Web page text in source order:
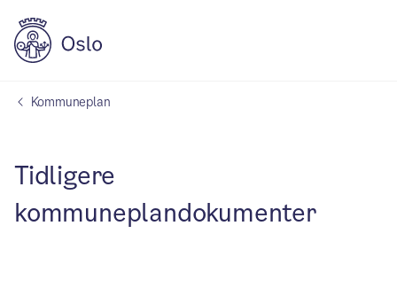
Kommuneplan
Tidligere
kommuneplandokumenter